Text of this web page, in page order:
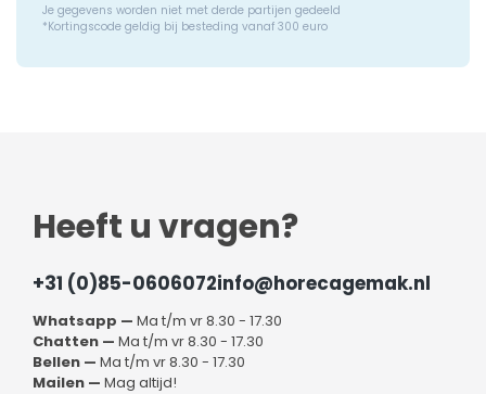
Je gegevens worden niet met derde partijen gedeeld
*Kortingscode geldig bij besteding vanaf 300 euro
Heeft u vragen?
+31 (0)85-0606072info@horecagemak.nl
Whatsapp — Ma t/m vr 8.30 - 17.30
Chatten — Ma t/m vr 8.30 - 17.30
Bellen — Ma t/m vr 8.30 - 17.30
Mailen — Mag altijd!